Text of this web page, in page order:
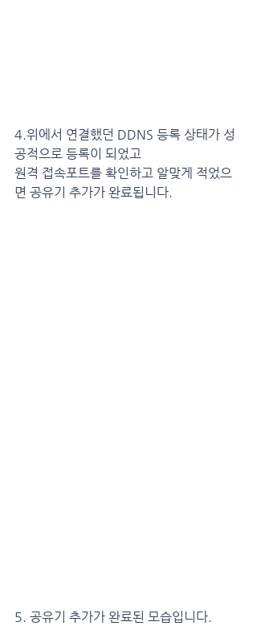
4.위에서 연결했던 DDNS 등록 상태가 성
공적으로 등록이 되었고
원격 접속포트를 확인하고 알맞게 적었으
면 공유기 추가가 완료됩니다.
5. 공유기 추가가 완료된 모습입니다.